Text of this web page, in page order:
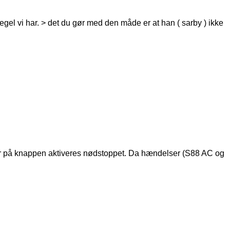
vi har. > det du gør med den måde er at han ( sarby ) ikke
knappen aktiveres nødstoppet. Da hændelser (S88 AC og